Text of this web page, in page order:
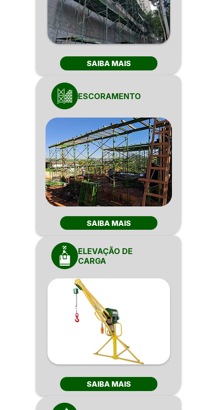
SAIBA MAIS
ESCORAMENTO
SAIBA MAIS
ELEVAÇÃO DE
CARGA
SAIBA MAIS